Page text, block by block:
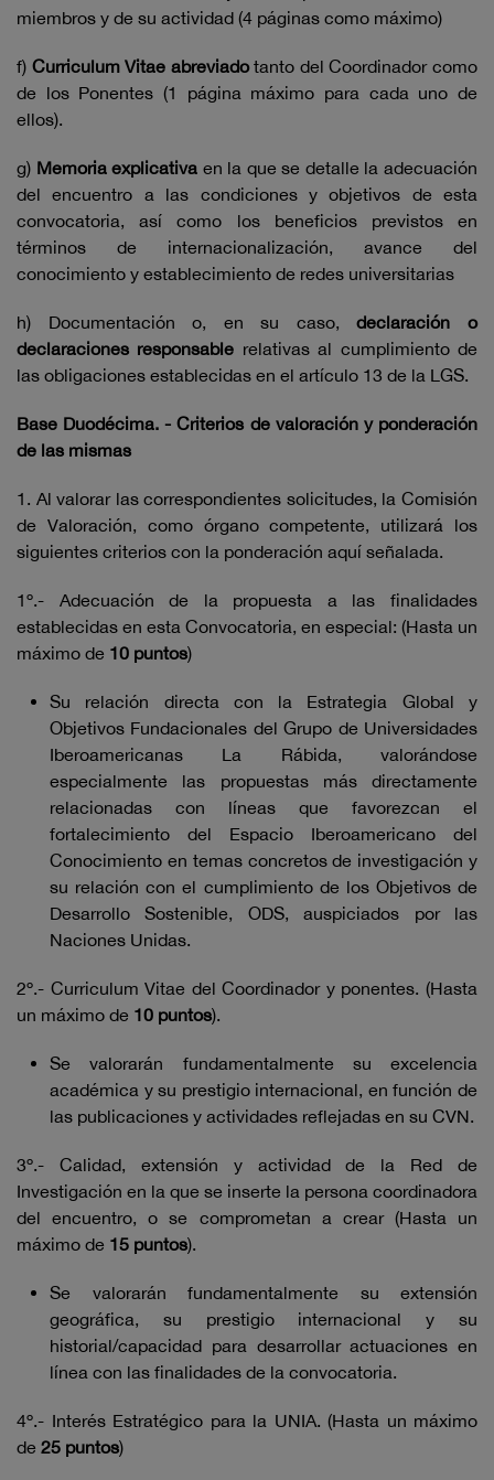
miembros y de su actividad (4 páginas como máximo)
f) Curriculum Vitae abreviadotanto del Coordinador como
de los Ponentes (1 página máximo para cada uno de
ellos).
g) Memoria explicativa en la que se detalle la adecuación
del encuentro a las condiciones y objetivos de esta
convocatoria, así como los beneficios previstos en
términos de internacionalización, avance del
conocimiento y establecimiento de redes universitarias
h) Documentación o, en su caso,declaración o
declaraciones responsable relativas al cumplimiento de
las obligaciones establecidas en el artículo 13 de la LGS.
Base Duodécima. - Criterios de valoración y ponderación
de las mismas
1. Al valorar las correspondientes solicitudes, la Comisión
de Valoración, como órgano competente, utilizará los
siguientes criterios con la ponderación aquí señalada.
1º.- Adecuación de la propuesta a las finalidades
establecidas en esta Convocatoria, en especial: (Hasta un
máximo de 10 puntos)
Su relación directa con la Estrategia Global y
Objetivos Fundacionales del Grupo de Universidades
Iberoamericanas La Rábida, valorándose
especialmente las propuestas más directamente
relacionadas con líneas que favorezcan el
fortalecimiento del Espacio Iberoamericano del
Conocimiento en temas concretos de investigación y
su relación con el cumplimiento de los Objetivos de
Desarrollo Sostenible, ODS, auspiciados por las
Naciones Unidas.
2º.- Curriculum Vitae del Coordinador y ponentes. (Hasta
un máximo de 10 puntos).
Se valorarán fundamentalmente su excelencia
académica y su prestigio internacional, en función de
las publicaciones y actividades reflejadas en su CVN.
3º.- Calidad, extensión y actividad de la Red de
Investigación en la que se inserte la persona coordinadora
del encuentro, o se comprometan a crear (Hasta un
máximo de 15 puntos).
Se valorarán fundamentalmente su extensión
geográfica, su prestigio internacional y su
historial/capacidad para desarrollar actuaciones en
línea con las finalidades de la convocatoria.
4º.- Interés Estratégico para la UNIA. (Hasta un máximo
de 25 puntos)